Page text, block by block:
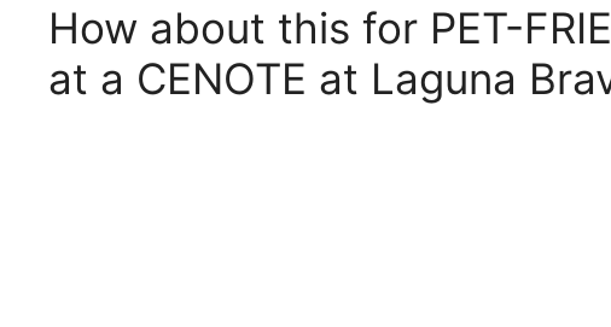
How about this for PET-
at a CENOTE at Laguna